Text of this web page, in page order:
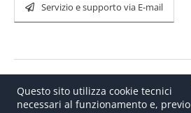
Servizio e supporto via E-mail
Questo sito utilizza cookie tecnici
necessari al funzionamento e, previo